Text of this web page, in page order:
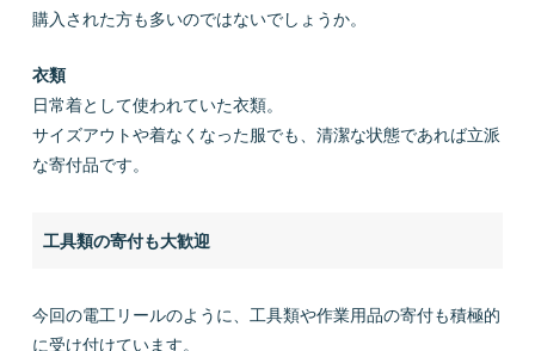
購入された方も多いのではないでしょうか。
衣類
日常着として使われていた衣類。
サイズアウトや着なくなった服でも、清潔な状態であれば立派
な寄付品です。
工具類の寄付も大歓迎
今回の電工リールのように、工具類や作業用品の寄付も積極的
に受け付けています。